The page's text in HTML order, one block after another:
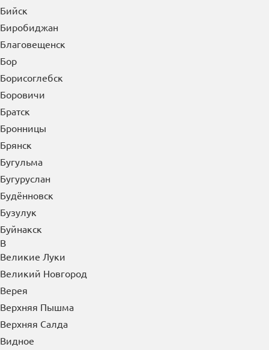
Белгород
Белово
Белогорск
Белорецк
Белореченск
Бердск
Березники
Бийск
Биробиджан
Благовещенск
Бор
Борисоглебск
Боровичи
Братск
Бронницы
Брянск
Бугульма
Бугуруслан
Будённовск
Бузулук
Буйнакск